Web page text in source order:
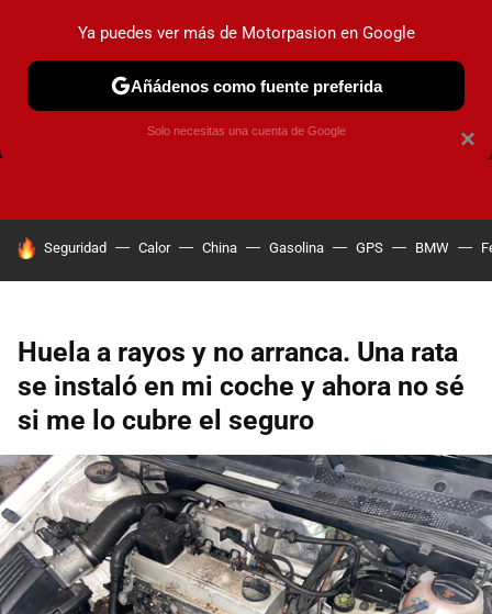
CAMBIO DE ACEITE AIRE ACONDICIONADO
HOY SE HABLA DE
Seguridad Calor China Gasolina GPS BMW
Huela a rayos y no arranca. Una rata
se instaló en mi coche y ahora no sé
si me lo cubre el seguro
×
Ya puedes ver más de Motorpasion en Google
Añádenos como fuente preferida
Solo necesitas una cuenta de Google